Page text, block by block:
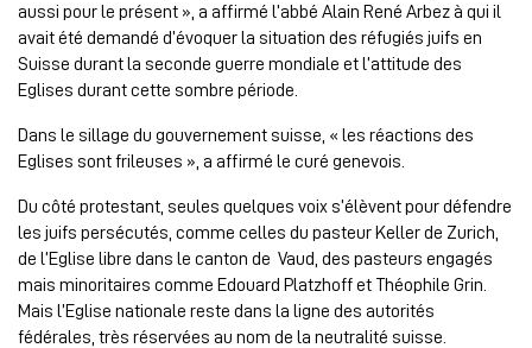
aussi pour le présent », a affirmé l’abbé Alain René Arbez à qui il
avait été demandé d’évoquer la situation des réfugiés juifs en
Suisse durant la seconde guerre mondiale et l’attitude des
Eglises durant cette sombre période.
Dans le sillage du gouvernement suisse, « les réactions des
Eglises sont frileuses », a affirmé le curé genevois.
Du côté protestant, seules quelques voix s’élèvent pour défendre
les juifs persécutés, comme celles du pasteur Keller de Zurich,
de l’Eglise libre dans le canton de Vaud, des pasteurs engagés
mais minoritaires comme Edouard Platzhoff et Théophile Grin.
Mais l’Eglise nationale reste dans la ligne des autorités
fédérales, très réservées au nom de la neutralité suisse.